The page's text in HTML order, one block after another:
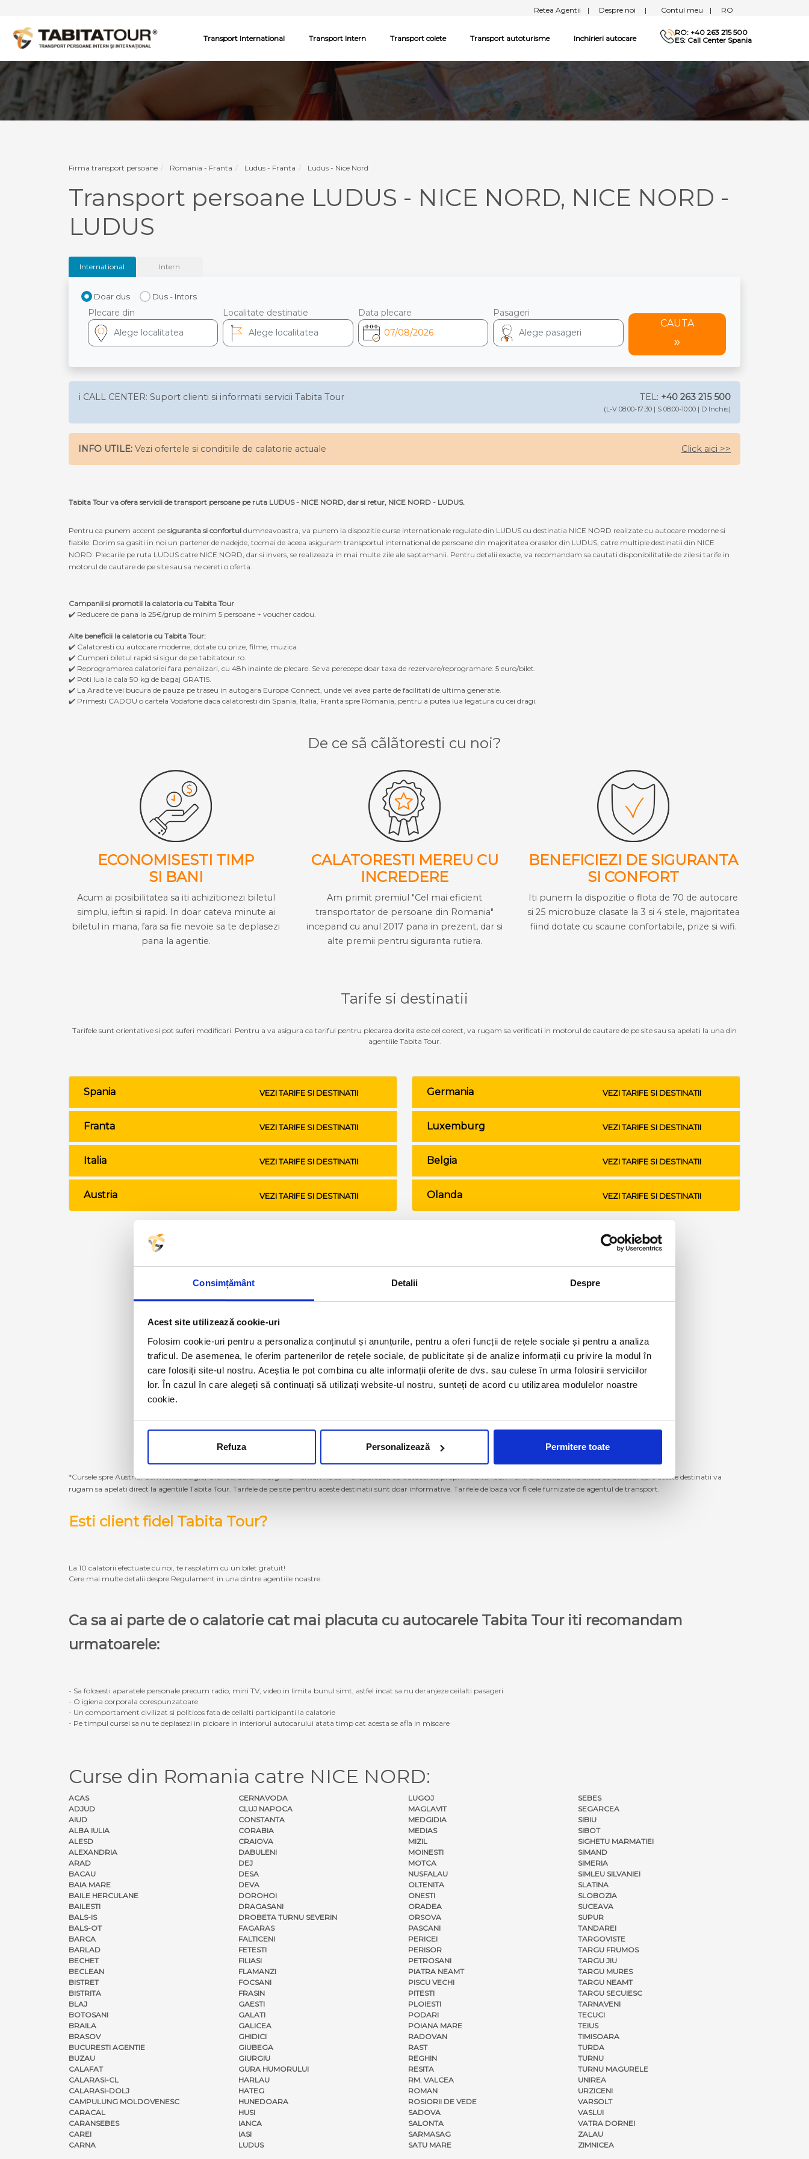
Consimțământ Detalii Despre
Acest site utilizează cookie-uri
Folosim cookie-uri pentru a personaliza conținutul și anunțurile, pentru a oferi funcții de rețele sociale și pentru a analiza
traficul. De asemenea, le oferim partenerilor de rețele sociale, de publicitate și de analize informații cu privire la modul în
care folosiți site-ul nostru. Aceștia le pot combina cu alte informații oferite de dvs. sau culese în urma folosirii serviciilor
lor. În cazul în care alegeți să continuați să utilizați website-ul nostru, sunteți de acord cu utilizarea modulelor noastre
cookie.
Refuza Personalizează Permitere toate
Retea Agentii | Despre noi | Contul meu | RO
Transport International Transport Intern Transport colete Transport autoturisme Inchirieri autocare
RO: +40 263 215 500
ES: Call Center Spania
Firma transport persoane Romania - Franta Ludus - Franta Ludus - Nice Nord
Transport persoane LUDUS - NICE NORD, NICE NORD -
LUDUS
International Intern
Doar dus Dus - Intors
Plecare din Localitate destinatie Data plecare Pasageri
CAUTA
ℹ️ CALL CENTER: Suport clienti si informatii servicii Tabita Tour TEL: +40 263 215 500
(L-V 08:00-17:30 | S 08:00-10:00 | D Inchis)
INFO UTILE: Vezi ofertele si conditiile de calatorie actuale Click aici >>
Tabita Tour va ofera servicii de transport persoane pe ruta LUDUS - NICE NORD, dar si retur, NICE NORD - LUDUS.
Pentru ca punem accent pe siguranta si confortul dumneavoastra, va punem la dispozitie curse internationale regulate din LUDUS cu destinatia NICE NORD realizate cu autocare moderne si
fiabile. Dorim sa gasiti in noi un partener de nadejde, tocmai de aceea asiguram transportul international de persoane din majoritatea oraselor din LUDUS, catre multiple destinatii din NICE
NORD. Plecarile pe ruta LUDUS catre NICE NORD, dar si invers, se realizeaza in mai multe zile ale saptamanii. Pentru detalii exacte, va recomandam sa cautati disponibilitatile de zile si tarife in
motorul de cautare de pe site sau sa ne cereti o oferta.
Campanii si promotii la calatoria cu Tabita Tour
✔️ Reducere de pana la 25€/grup de minim 5 persoane + voucher cadou.
Alte beneficii la calatoria cu Tabita Tour:
✔️ Calatoresti cu autocare moderne, dotate cu prize, filme, muzica.
✔️ Cumperi biletul rapid si sigur de pe tabitatour.ro.
✔️ Reprogramarea calatoriei fara penalizari, cu 48h inainte de plecare. Se va perecepe doar taxa de rezervare/reprogramare: 5 euro/bilet.
✔️ Poti lua la cala 50 kg de bagaj GRATIS.
✔️ La Arad te vei bucura de pauza pe traseu in autogara Europa Connect, unde vei avea parte de facilitati de ultima generatie.
✔️ Primesti CADOU o cartela Vodafone daca calatoresti din Spania, Italia, Franta spre Romania, pentru a putea lua legatura cu cei dragi.
De ce sã cãlãtoresti cu noi?
ECONOMISESTI TIMP
SI BANI
Acum ai posibilitatea sa iti achizitionezi biletul
simplu, ieftin si rapid. In doar cateva minute ai
biletul in mana, fara sa fie nevoie sa te deplasezi
pana la agentie.
CALATORESTI MEREU CU
INCREDERE
Am primit premiul "Cel mai eficient
transportator de persoane din Romania"
incepand cu anul 2017 pana in prezent, dar si
alte premii pentru siguranta rutiera.
BENEFICIEZI DE SIGURANTA
SI CONFORT
Iti punem la dispozitie o flota de 70 de autocare
si 25 microbuze clasate la 3 si 4 stele, majoritatea
fiind dotate cu scaune confortabile, prize si wifi.
Tarife si destinatii
Tarifele sunt orientative si pot suferi modificari. Pentru a va asigura ca tariful pentru plecarea dorita este cel corect, va rugam sa verificati in motorul de cautare de pe site sau sa apelati la una din
agentiile Tabita Tour.
Spania VEZI TARIFE SI DESTINATII
Franta VEZI TARIFE SI DESTINATII
Italia VEZI TARIFE SI DESTINATII
Austria VEZI TARIFE SI DESTINATII
Germania VEZI TARIFE SI DESTINATII
Luxemburg VEZI TARIFE SI DESTINATII
Belgia VEZI TARIFE SI DESTINATII
Olanda VEZI TARIFE SI DESTINATII
*Cursele spre Austria, Germania, Belgia, Olanda, Luxemburg momentan nu se mai operează cu autocarele proprii Tabita Tour. Pentru a achizitiona bilete de autocar spre aceste destinatii va
rugam sa apelati direct la agentiile Tabita Tour. Tarifele de pe site pentru aceste destinatii sunt doar informative. Tarifele de baza vor fi cele furnizate de agentul de transport.
Esti client fidel Tabita Tour?
La 10 calatorii efectuate cu noi, te rasplatim cu un bilet gratuit!
Cere mai multe detalii despre Regulament in una dintre agentiile noastre.
Ca sa ai parte de o calatorie cat mai placuta cu autocarele Tabita Tour iti recomandam
urmatoarele:
- Sa folosesti aparatele personale precum radio, mini TV, video in limita bunul simt, astfel incat sa nu deranjeze ceilalti pasageri.
- O igiena corporala corespunzatoare
- Un comportament civilizat si politicos fata de ceilalti participanti la calatorie
- Pe timpul cursei sa nu te deplasezi in picioare in interiorul autocarului atata timp cat acesta se afla in miscare
Curse din Romania catre NICE NORD:
ACAS
ADJUD
AIUD
ALBA IULIA
ALESD
ALEXANDRIA
ARAD
BACAU
BAIA MARE
BAILE HERCULANE
BAILESTI
BALS-IS
BALS-OT
BARCA
BARLAD
BECHET
BECLEAN
BISTRET
BISTRITA
BLAJ
BOTOSANI
BRAILA
BRASOV
BUCURESTI AGENTIE
BUZAU
CALAFAT
CALARASI-CL
CALARASI-DOLJ
CAMPULUNG MOLDOVENESC
CARACAL
CARANSEBES
CAREI
CARNA
CERNAVODA
CLUJ NAPOCA
CONSTANTA
CORABIA
CRAIOVA
DABULENI
DEJ
DESA
DEVA
DOROHOI
DRAGASANI
DROBETA TURNU SEVERIN
FAGARAS
FALTICENI
FETESTI
FILIASI
FLAMANZI
FOCSANI
FRASIN
GAESTI
GALATI
GALICEA
GHIDICI
GIUBEGA
GIURGIU
GURA HUMORULUI
HARLAU
HATEG
HUNEDOARA
HUSI
IANCA
IASI
LUDUS
LUGOJ
MAGLAVIT
MEDGIDIA
MEDIAS
MIZIL
MOINESTI
MOTCA
NUSFALAU
OLTENITA
ONESTI
ORADEA
ORSOVA
PASCANI
PERICEI
PERISOR
PETROSANI
PIATRA NEAMT
PISCU VECHI
PITESTI
PLOIESTI
PODARI
POIANA MARE
RADOVAN
RAST
REGHIN
RESITA
RM. VALCEA
ROMAN
ROSIORII DE VEDE
SADOVA
SALONTA
SARMASAG
SATU MARE
SEBES
SEGARCEA
SIBIU
SIBOT
SIGHETU MARMATIEI
SIMAND
SIMERIA
SIMLEU SILVANIEI
SLATINA
SLOBOZIA
SUCEAVA
SUPUR
TANDAREI
TARGOVISTE
TARGU FRUMOS
TARGU JIU
TARGU MURES
TARGU NEAMT
TARGU SECUIESC
TARNAVENI
TECUCI
TEIUS
TIMISOARA
TURDA
TURNU
TURNU MAGURELE
UNIREA
URZICENI
VARSOLT
VASLUI
VATRA DORNEI
ZALAU
ZIMNICEA